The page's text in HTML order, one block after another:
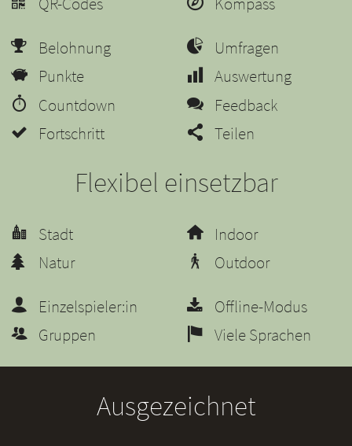
Belohnung
Punkte
Countdown
Fortschritt
Umfragen
Auswertung
Feedback
Teilen
Flexibel einsetzbar
Stadt
Natur
Indoor
Outdoor
Einzelspieler:in
Gruppen
Offline-Modus
Viele Sprachen
Ausgezeichnet